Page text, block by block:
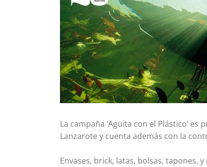
grande
La campaña ‘Agüita con el Plástico’
Lanzarote y cuenta además con la
Envases, brick, latas, bolsas, tapones,